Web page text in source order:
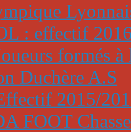
: effectif
formés
Duchère A.S
2015/
FOOT